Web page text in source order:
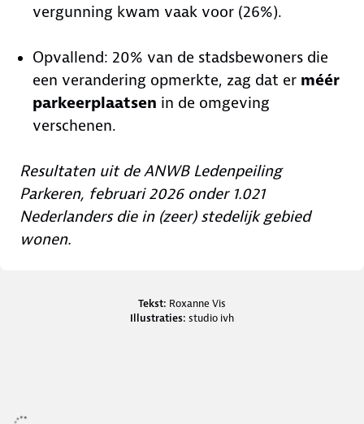
vergunning kwam vaak voor (26%).
Opvallend: 20% van de stadsbewoners die
een verandering opmerkte, zag dat er méér
parkeerplaatsen in de omgeving
verschenen.
Resultaten uit de ANWB Ledenpeiling
Parkeren, februari 2026 onder 1.021
Nederlanders die in (zeer) stedelijk gebied
wonen.
Tekst: Roxanne Vis
Illustraties: studio ivh